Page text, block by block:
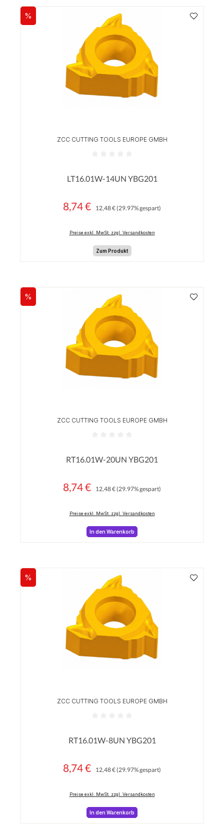
Rabatt
%
ZCC CUTTING TOOLS EUROPE GMBH
LT16.01W-14UN YBG201
Verkaufspreis:
8,74 € 12,48 €(29.97% gespart)
Preise exkl. MwSt. zzgl. Versandkosten
Zum Produkt
Rabatt
%
ZCC CUTTING TOOLS EUROPE GMBH
RT16.01W-20UN YBG201
Verkaufspreis:
8,74 € 12,48 €(29.97% gespart)
Preise exkl. MwSt. zzgl. Versandkosten
In den Warenkorb
Rabatt
%
ZCC CUTTING TOOLS EUROPE GMBH
RT16.01W-8UN YBG201
Verkaufspreis:
8,74 € 12,48 €(29.97% gespart)
Preise exkl. MwSt. zzgl. Versandkosten
In den Warenkorb